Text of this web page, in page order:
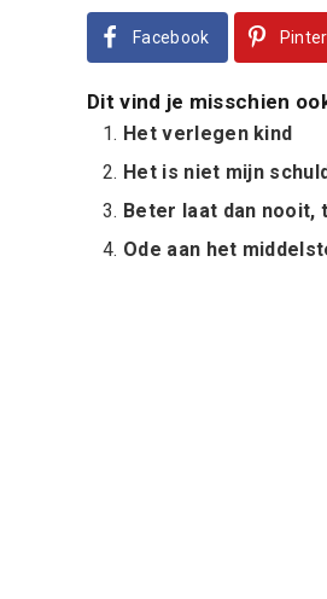
Facebook
Dit vind je misschien
Het verlegen kind
Het is niet mijn
Beter laat dan nooit,
Ode aan het